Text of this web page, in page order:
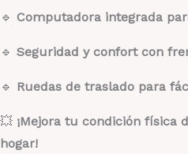
🔹 Computadora integrada
🔹 Seguridad y confort con
🔹 Ruedas de traslado para
💥 ¡Mejora tu condición física
hogar!